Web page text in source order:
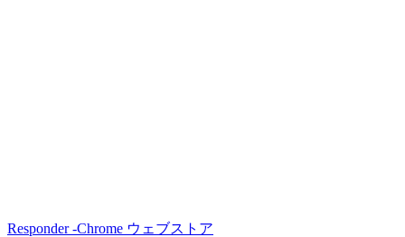
Responder -Chrome ウェブストア